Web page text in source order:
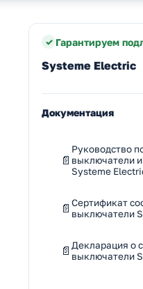
Гарантируем
Systeme Electric
Документация
Руководство
выключатели
Systeme
Сертификат
выключатели
Декларация о
выключатели